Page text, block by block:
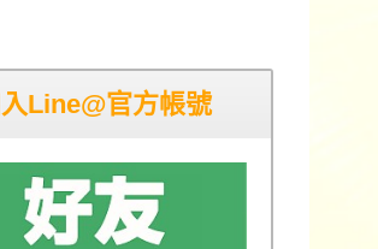
Line@官方帳號